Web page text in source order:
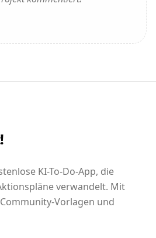
KI-To-Do-App, die
verwandelt. Mit
Vorlagen und